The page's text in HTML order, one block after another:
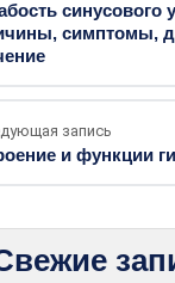
синусового
симптомы,
запись
и функции